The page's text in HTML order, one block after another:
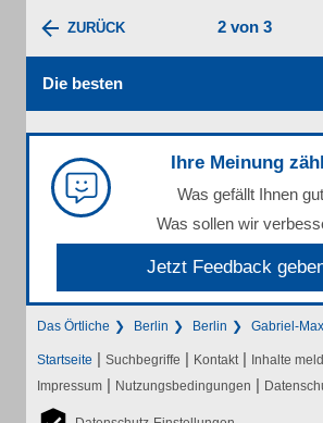
ZURÜCK 2 von 3
Die besten
Ihre Meinung
Was gefällt Ihnen
Was sollen wir
Jetzt Feedback
Das Örtliche Berlin Berlin Gabriel-
Startseite | Suchbegriffe | Kontakt | Inhalte
Impressum | Nutzungsbedingungen |